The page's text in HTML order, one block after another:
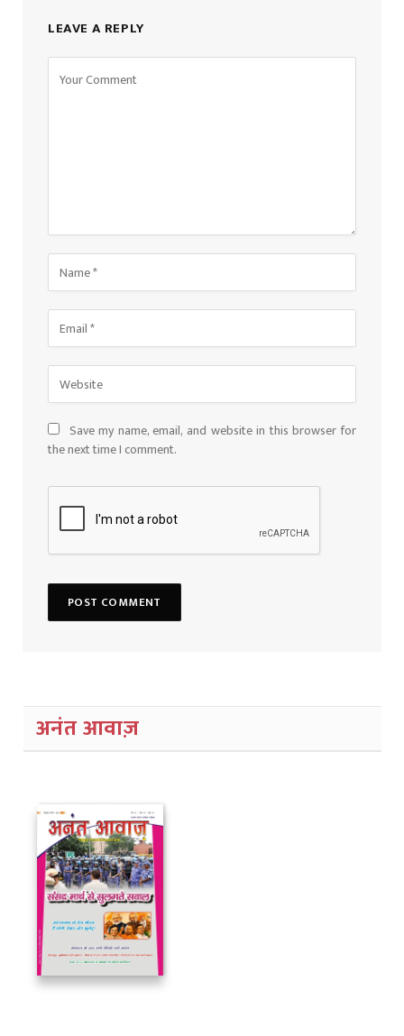
LEAVE A REPLY
Save my name, email, and website in this browser for
the next time I comment.
अनंत आवाज़